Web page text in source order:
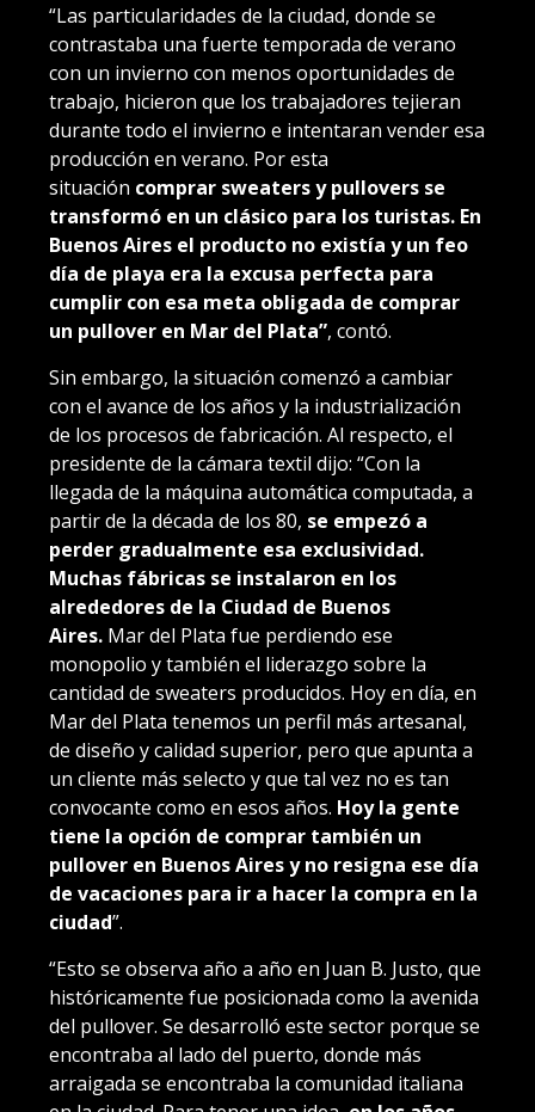
“Las particularidades de la ciudad, donde se
contrastaba una fuerte temporada de verano
con un invierno con menos oportunidades de
trabajo, hicieron que los trabajadores tejieran
durante todo el invierno e intentaran vender esa
producción en verano. Por esta
situación comprar sweaters y pullovers se
transformó en un clásico para los turistas. En
Buenos Aires el producto no existía y un feo
día de playa era la excusa perfecta para
cumplir con esa meta obligada de comprar
un pullover en Mar del Plata”, contó.
Sin embargo, la situación comenzó a cambiar
con el avance de los años y la industrialización
de los procesos de fabricación. Al respecto, el
presidente de la cámara textil dijo: “Con la
llegada de la máquina automática computada, a
partir de la década de los 80, se empezó a
perder gradualmente esa exclusividad.
Muchas fábricas se instalaron en los
alrededores de la Ciudad de Buenos
Aires. Mar del Plata fue perdiendo ese
monopolio y también el liderazgo sobre la
cantidad de sweaters producidos. Hoy en día, en
Mar del Plata tenemos un perfil más artesanal,
de diseño y calidad superior, pero que apunta a
un cliente más selecto y que tal vez no es tan
convocante como en esos años. Hoy la gente
tiene la opción de comprar también un
pullover en Buenos Aires y no resigna ese día
de vacaciones para ir a hacer la compra en la
ciudad”.
“Esto se observa año a año en Juan B. Justo, que
históricamente fue posicionada como la avenida
del pullover. Se desarrolló este sector porque se
encontraba al lado del puerto, donde más
arraigada se encontraba la comunidad italiana